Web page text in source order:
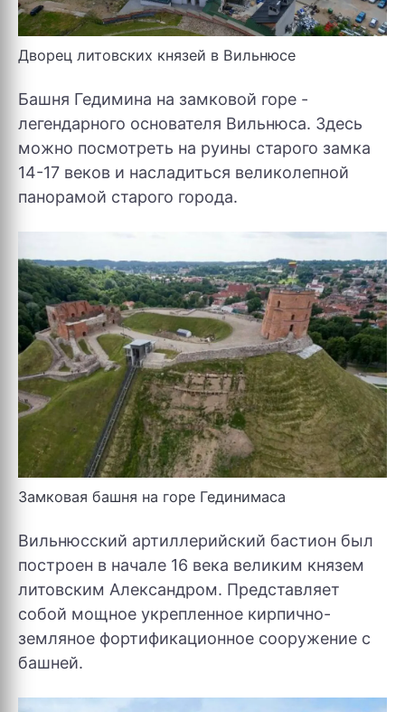
Дворец литовских князей в Вильнюсе
Башня Гедимина на замковой горе -
легендарного основателя Вильнюса. Здесь
можно посмотреть на руины старого замка
14-17 веков и насладиться великолепной
панорамой старого города.
Замковая башня на горе Гединимаса
Вильнюсский артиллерийский бастион был
построен в начале 16 века великим князем
литовским Александром. Представляет
собой мощное укрепленное кирпично-
земляное фортификационное сооружение с
башней.